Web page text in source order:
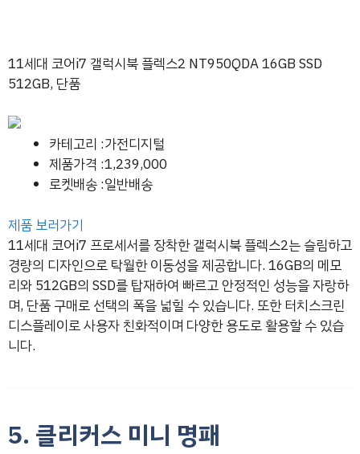
11세대 코어i7 갤럭시북 플렉스2 NT950QDA 16GB SSD
512GB, 단품
카테고리 :가전디지털
제품가격 :1,239,000
로켓배송 :일반배송
제품 보러가기
11세대 코어i7 프로세서를 장착한 갤럭시북 플렉스2는 슬림하고
경량의 디자인으로 탁월한 이동성을 제공합니다. 16GB의 메모
리와 512GB의 SSD를 탑재하여 빠르고 안정적인 성능을 자랑하
며, 단품 구매로 선택의 폭을 넓힐 수 있습니다. 또한 터치스크린
디스플레이로 사용자 친화적이며 다양한 용도로 활용할 수 있습
니다.
5. 클리커스 미니 명패